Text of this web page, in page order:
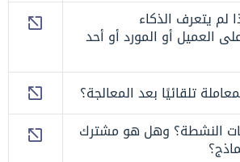
لم يتعرف الذكاء
العميل أو المورد أو أحد
تلقائيًا بعد المعالجة؟
النشطة؟ وهل هو مشترك